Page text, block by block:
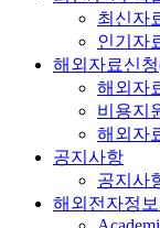
최신자
인기자
해외자료신
해외자
비용지
해외자
공지사항
공지사
해외전자정